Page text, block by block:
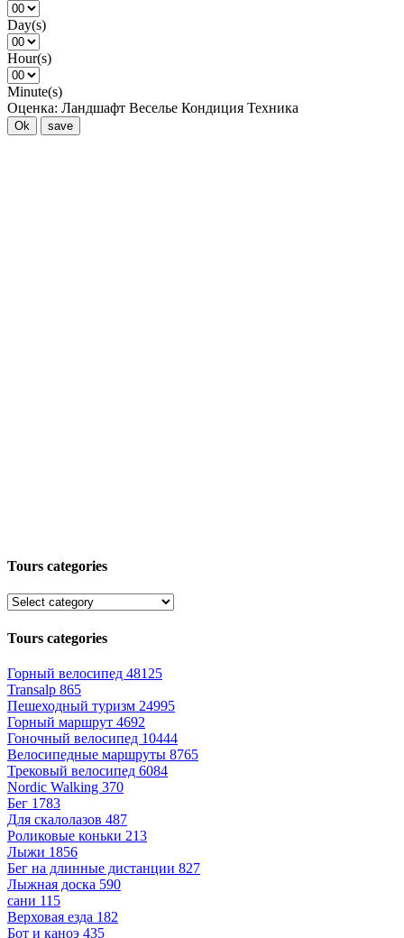
Day(s)
Hour(s)
Minute(s)
Оценка: Ландшафт Веселье Кондиция Техника
Ok save
Tours categories
Tours categories
Горный велосипед 48125
Transalp 865
Пешеходный туризм 24995
Горный маршрут 4692
Гоночный велосипед 10444
Велосипедные маршруты 8765
Трековый велосипед 6084
Nordic Walking 370
Бег 1783
Для скалолазов 487
Роликовые коньки 213
Лыжи 1856
Бег на длинные дистанции 827
Лыжная доска 590
сани 115
Верховая езда 182
Бот и каноэ 435